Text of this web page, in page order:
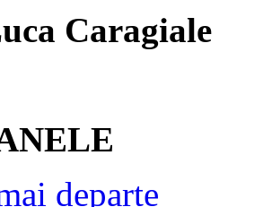
Caragiale
departe